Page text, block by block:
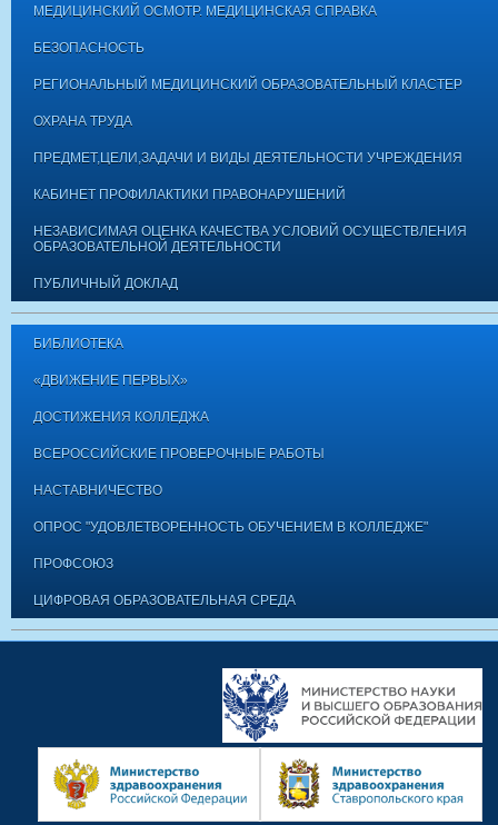
МЕДИЦИНСКИЙ ОСМОТР. МЕДИЦИНСКАЯ СПРАВКА
БЕЗОПАСНОСТЬ
РЕГИОНАЛЬНЫЙ МЕДИЦИНСКИЙ ОБРАЗОВАТЕЛЬНЫЙ КЛАСТЕР
ОХРАНА ТРУДА
ПРЕДМЕТ,ЦЕЛИ,ЗАДАЧИ И ВИДЫ ДЕЯТЕЛЬНОСТИ УЧРЕЖДЕНИЯ
КАБИНЕТ ПРОФИЛАКТИКИ ПРАВОНАРУШЕНИЙ
НЕЗАВИСИМАЯ ОЦЕНКА КАЧЕСТВА УСЛОВИЙ ОСУЩЕСТВЛЕНИЯ
ОБРАЗОВАТЕЛЬНОЙ ДЕЯТЕЛЬНОСТИ
ПУБЛИЧНЫЙ ДОКЛАД
БИБЛИОТЕКА
«ДВИЖЕНИЕ ПЕРВЫХ»
ДОСТИЖЕНИЯ КОЛЛЕДЖА
ВСЕРОССИЙСКИЕ ПРОВЕРОЧНЫЕ РАБОТЫ
НАСТАВНИЧЕСТВО
ОПРОС "УДОВЛЕТВОРЕННОСТЬ ОБУЧЕНИЕМ В КОЛЛЕДЖЕ"
ПРОФСОЮЗ
ЦИФРОВАЯ ОБРАЗОВАТЕЛЬНАЯ СРЕДА